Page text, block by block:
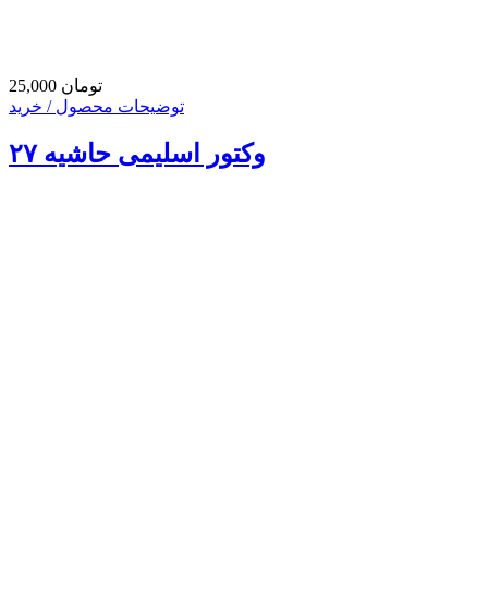
25,000 تومان
توضیحات محصول / خرید
وکتور اسلیمی حاشیه ۲۷